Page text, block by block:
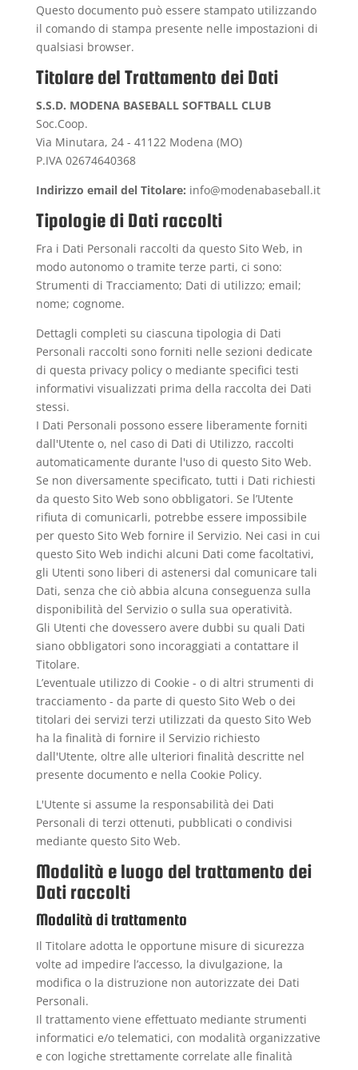
Questo documento può essere stampato utilizzando
il comando di stampa presente nelle impostazioni di
qualsiasi browser.
Titolare del Trattamento dei Dati
S.S.D. MODENA BASEBALL SOFTBALL CLUB
Soc.Coop.
Via Minutara, 24 - 41122 Modena (MO)
P.IVA 02674640368
Indirizzo email del Titolare: info@modenabaseball.it
Tipologie di Dati raccolti
Fra i Dati Personali raccolti da questo Sito Web, in
modo autonomo o tramite terze parti, ci sono:
Strumenti di Tracciamento; Dati di utilizzo; email;
nome; cognome.
Dettagli completi su ciascuna tipologia di Dati
Personali raccolti sono forniti nelle sezioni dedicate
di questa privacy policy o mediante specifici testi
informativi visualizzati prima della raccolta dei Dati
stessi.
I Dati Personali possono essere liberamente forniti
dall'Utente o, nel caso di Dati di Utilizzo, raccolti
automaticamente durante l'uso di questo Sito Web.
Se non diversamente specificato, tutti i Dati richiesti
da questo Sito Web sono obbligatori. Se l’Utente
rifiuta di comunicarli, potrebbe essere impossibile
per questo Sito Web fornire il Servizio. Nei casi in cui
questo Sito Web indichi alcuni Dati come facoltativi,
gli Utenti sono liberi di astenersi dal comunicare tali
Dati, senza che ciò abbia alcuna conseguenza sulla
disponibilità del Servizio o sulla sua operatività.
Gli Utenti che dovessero avere dubbi su quali Dati
siano obbligatori sono incoraggiati a contattare il
Titolare.
L’eventuale utilizzo di Cookie - o di altri strumenti di
tracciamento - da parte di questo Sito Web o dei
titolari dei servizi terzi utilizzati da questo Sito Web
ha la finalità di fornire il Servizio richiesto
dall'Utente, oltre alle ulteriori finalità descritte nel
presente documento e nella Cookie Policy.
L'Utente si assume la responsabilità dei Dati
Personali di terzi ottenuti, pubblicati o condivisi
mediante questo Sito Web.
Modalità e luogo del trattamento dei
Dati raccolti
Modalità di trattamento
Il Titolare adotta le opportune misure di sicurezza
volte ad impedire l’accesso, la divulgazione, la
modifica o la distruzione non autorizzate dei Dati
Personali.
Il trattamento viene effettuato mediante strumenti
informatici e/o telematici, con modalità organizzative
e con logiche strettamente correlate alle finalità